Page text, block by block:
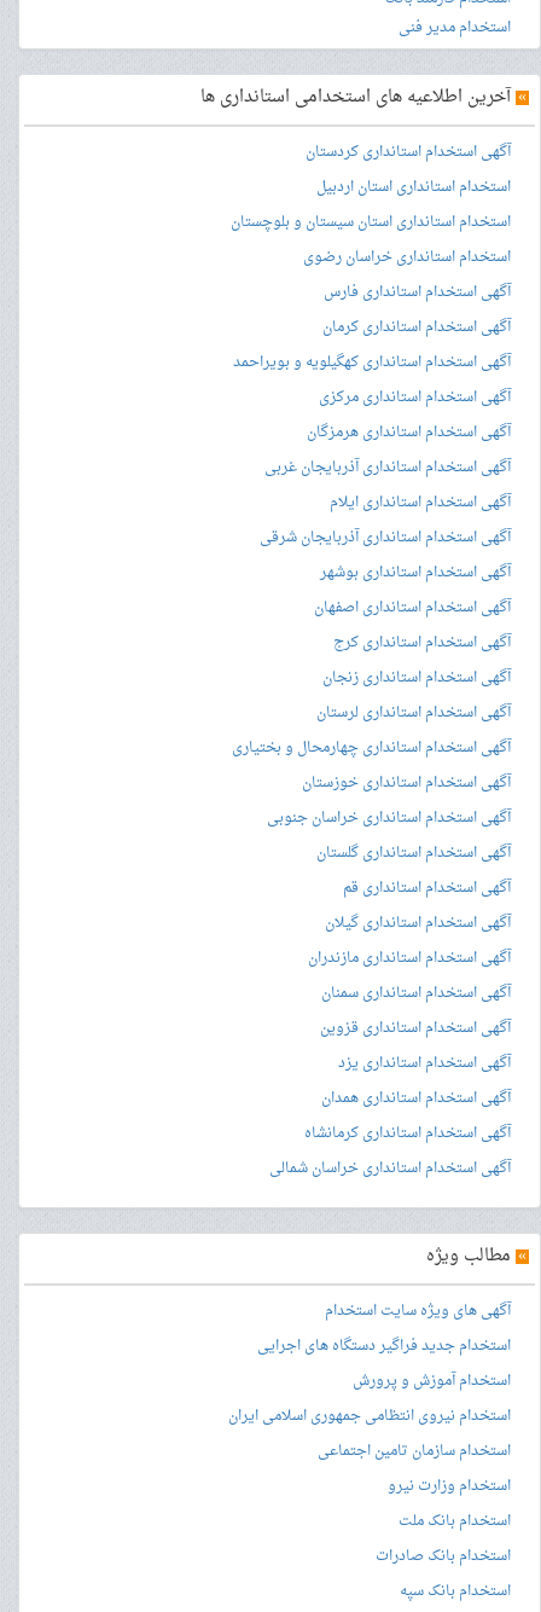
استخدام مدیر فنی
»آخرین اطلاعیه های استخدامی استانداری ها
آگهی استخدام استانداری کردستان
استخدام استانداری استان اردبیل
استخدام استانداری استان سیستان و بلوچستان
استخدام استانداری خراسان رضوی
آگهی استخدام استانداری فارس
آگهی استخدام استانداری کرمان
آگهی استخدام استانداری کهگیلویه و بویراحمد
آگهی استخدام استانداری مرکزی
آگهی استخدام استانداری هرمزگان
آگهی استخدام استانداری آذربایجان غربی
آگهی استخدام استانداری ایلام
آگهی استخدام استانداری آذربایجان شرقی
آگهی استخدام استانداری بوشهر
آگهی استخدام استانداری اصفهان
آگهی استخدام استانداری کرج
آگهی استخدام استانداری زنجان
آگهی استخدام استانداری لرستان
آگهی استخدام استانداری چهارمحال و بختیاری
آگهی استخدام استانداری خوزستان
آگهی استخدام استانداری خراسان جنوبی
آگهی استخدام استانداری گلستان
آگهی استخدام استانداری قم
آگهی استخدام استانداری گیلان
آگهی استخدام استانداری مازندران
آگهی استخدام استانداری سمنان
آگهی استخدام استانداری قزوین
آگهی استخدام استانداری یزد
آگهی استخدام استانداری همدان
آگهی استخدام استانداری کرمانشاه
آگهی استخدام استانداری خراسان شمالی
» مطالب ویژه
آگهی های ویژه سایت استخدام
استخدام جدید فراگیر دستگاه های اجرایی
استخدام آموزش و پرورش
استخدام نیروی انتظامی جمهوری اسلامی ایران
استخدام سازمان تامین اجتماعی
استخدام وزارت نیرو
استخدام بانک ملت
استخدام بانک صادرات
استخدام بانک سپه